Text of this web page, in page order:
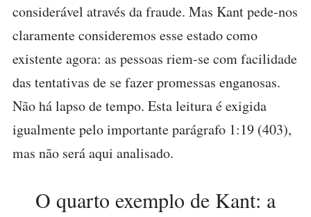
considerável através da fraude. Mas Kant pede-nos
claramente consideremos esse estado como
existente agora: as pessoas riem-se com facilidade
das tentativas de se fazer promessas enganosas.
Não há lapso de tempo. Esta leitura é exigida
igualmente pelo importante parágrafo 1:19 (403),
mas não será aqui analisado.
O quarto exemplo de Kant: a